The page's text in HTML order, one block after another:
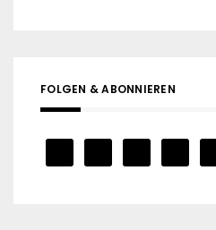
FOLGEN & ABONNIEREN